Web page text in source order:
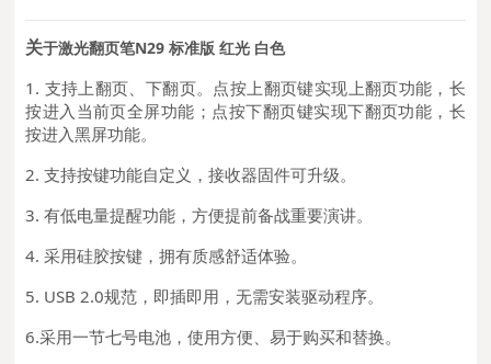
关于激光翻页笔N29 标准版 红光 白色
1. 支持上翻页、下翻页。点按上翻页键实现上翻页功能，长
按进入当前页全屏功能；点按下翻页键实现下翻页功能，长
按进入黑屏功能。
2. 支持按键功能自定义，接收器固件可升级。
3. 有低电量提醒功能，方便提前备战重要演讲。
4. 采用硅胶按键，拥有质感舒适体验。
5. USB 2.0规范，即插即用，无需安装驱动程序。
6.采用一节七号电池，使用方便、易于购买和替换。